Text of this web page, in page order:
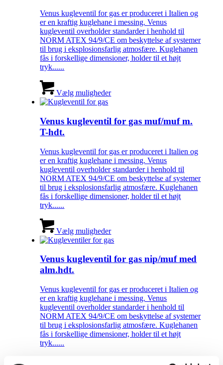
Venus kugleventil for gas er produceret i Italien og
er en kraftig kuglehane i messing. Venus
kugleventil overholder standarder i henhold til
NORM ATEX 94/9/CE om beskyttelse af systemer
til brug i eksplosionsfarlig atmosfære. Kuglehanen
fås i forskellige dimensioner, holder til et højt
tryk......
Vælg muligheder
Venus kugleventil for gas muf/muf m.
T-hdt.
Venus kugleventil for gas er produceret i Italien og
er en kraftig kuglehane i messing. Venus
kugleventil overholder standarder i henhold til
NORM ATEX 94/9/CE om beskyttelse af systemer
til brug i eksplosionsfarlig atmosfære. Kuglehanen
fås i forskellige dimensioner, holder til et højt
tryk......
Vælg muligheder
Venus kugleventil for gas nip/muf med
alm.hdt.
Venus kugleventil for gas er produceret i Italien og
er en kraftig kuglehane i messing. Venus
kugleventil overholder standarder i henhold til
NORM ATEX 94/9/CE om beskyttelse af systemer
til brug i eksplosionsfarlig atmosfære. Kuglehanen
fås i forskellige dimensioner, holder til et højt
tryk......